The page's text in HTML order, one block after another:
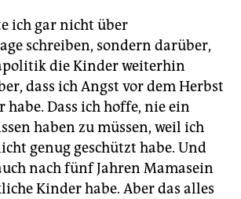
ich gar nicht über
schreiben, sondern darüber,
die Kinder weiterhin
dass ich Angst vor dem Herbst
habe. Dass ich hoffe, nie ein
haben zu müssen, weil ich
genug geschützt habe. Und
nach fünf Jahren Mamasein
Kinder habe. Aber das alles